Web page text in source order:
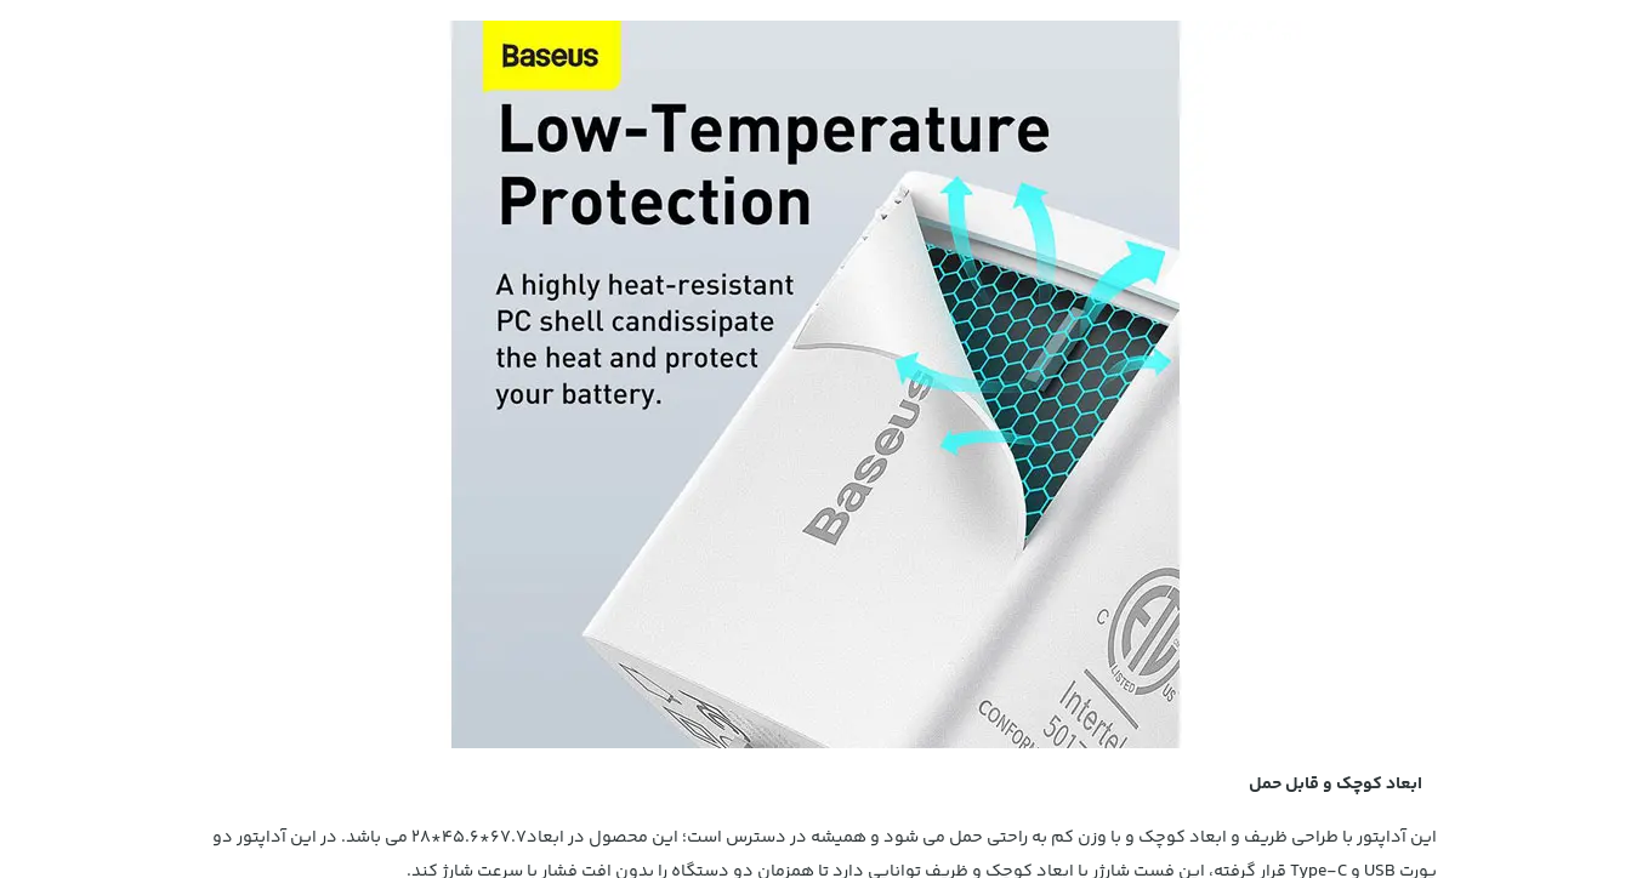
ابعاد کوچک و قابل حمل
این آداپتور با طراحی ظریف و ابعاد کوچک و با وزن کم به راحتی حمل می شود و همیشه در دسترس است؛ این محصول در ابعاد67.7*45.6*28 می باشد. در این آداپتور دو
پورت USB و Type-C قرار گرفته، این فست شارژر با ابعاد کوچک و ظریف توانایی دارد تا همزمان دو دستگاه را بدون افت فشار با سرعت شارژ کند.